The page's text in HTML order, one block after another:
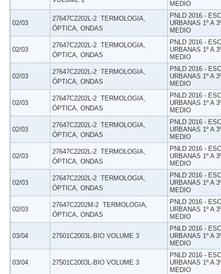
MEDIO
02/03
27647C2202L-2  TERMOLOGIA,
ÓPTICA, ONDAS
PNLD 2016 -
URBANAS 1º A
MEDIO
02/03
27647C2202L-2  TERMOLOGIA,
ÓPTICA, ONDAS
PNLD 2016 -
URBANAS 1º A
MEDIO
02/03
27647C2202L-2  TERMOLOGIA,
ÓPTICA, ONDAS
PNLD 2016 -
URBANAS 1º A
MEDIO
02/03
27647C2202L-2  TERMOLOGIA,
ÓPTICA, ONDAS
PNLD 2016 -
URBANAS 1º A
MEDIO
02/03
27647C2202L-2  TERMOLOGIA,
ÓPTICA, ONDAS
PNLD 2016 -
URBANAS 1º A
MEDIO
02/03
27647C2202L-2  TERMOLOGIA,
ÓPTICA, ONDAS
PNLD 2016 -
URBANAS 1º A
MEDIO
02/03
27647C2202L-2  TERMOLOGIA,
ÓPTICA, ONDAS
PNLD 2016 -
URBANAS 1º A
MEDIO
02/03
27647C2202M-2  TERMOLOGIA,
ÓPTICA, ONDAS
PNLD 2016 -
URBANAS 1º A
MEDIO
03/04 27501C2003L-BIO VOLUME 3
PNLD 2016 -
URBANAS 1º A
MEDIO
03/04 27501C2003L-BIO VOLUME 3
PNLD 2016 -
URBANAS 1º A
MEDIO